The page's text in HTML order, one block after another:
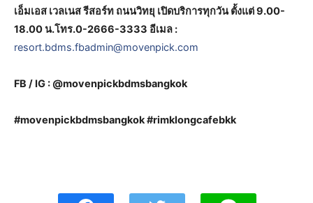
เอ็มเอส เวลเนส รีสอร์ท ถนนวิทยุ เปิดบริการทุกวัน ตั้งแต่ 9.00-
18.00 น.โทร.0-2666-3333 อีเมล :
resort.bdms.fbadmin@movenpick.com
FB / IG : @movenpickbdmsbangkok
#movenpickbdmsbangkok #rimklongcafebkk